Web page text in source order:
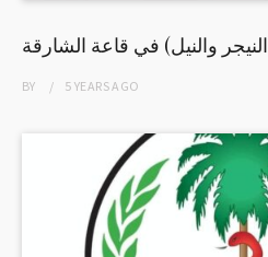
والنيل) في قاعة الشارقة
BY 5 YEARSAGO